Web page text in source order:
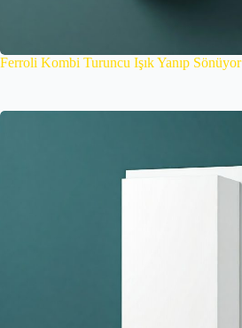
Ferroli Kombi Turuncu Işık Yanıp Sönüyor